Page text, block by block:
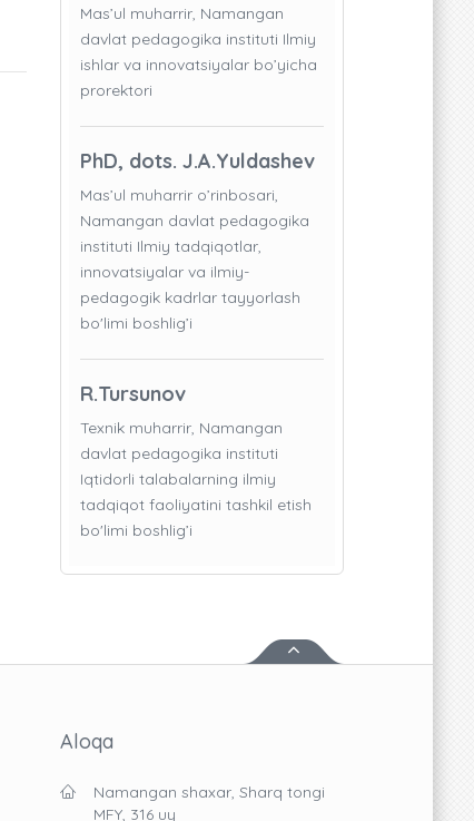
Mas’ul muharrir, Namangan
davlat pedagogika instituti Ilmiy
ishlar va innovatsiyalar bo’yicha
prorektori
PhD, dots. J.A.Yuldashev
Mas’ul muharrir o’rinbosari,
Namangan davlat pedagogika
instituti Ilmiy tadqiqotlar,
innovatsiyalar va ilmiy-
pedagogik kadrlar tayyorlash
bo'limi boshlig’i
R.Tursunov
Texnik muharrir, Namangan
davlat pedagogika instituti
Iqtidorli talabalarning ilmiy
tadqiqot faoliyatini tashkil etish
bo'limi boshlig’i
Aloqa
Namangan shaxar, Sharq tongi
MFY, 316 uy